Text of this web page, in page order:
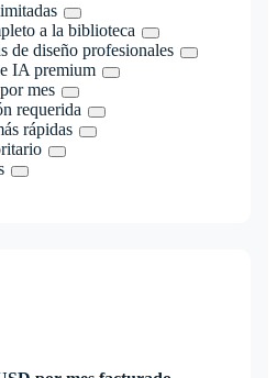
a la biblioteca
de diseño profesionales
IA premium
mes
requerida
rápidas